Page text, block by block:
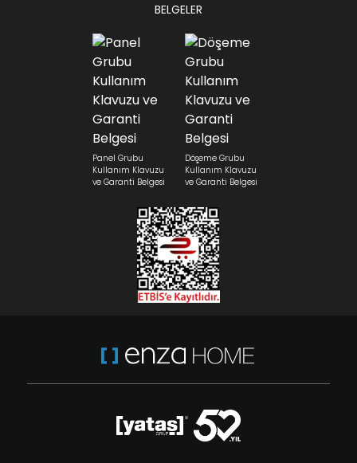
BELGELER
Panel Grubu
Kullanım Klavuzu
ve Garanti Belgesi
Döşeme Grubu
Kullanım Klavuzu
ve Garanti Belgesi